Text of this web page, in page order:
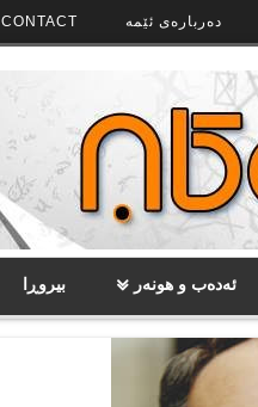
دەربارەی ئێمە CONTACT
ئەدەب و هونەر بیروڕا